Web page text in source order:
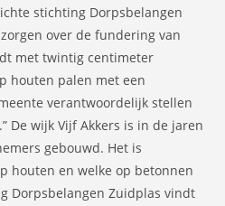
stichting Dorpsbelangen
over de fundering van
met twintig centimeter
houten palen met een
verantwoordelijk stellen
De wijk Vijf Akkers is in de jaren
gebouwd. Het is
houten en welke op betonnen
Dorpsbelangen Zuidplas vindt